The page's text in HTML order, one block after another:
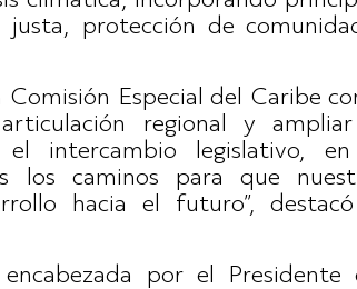
protección de
Especial del Caribe
regional y
intercambio legislativo, en
los caminos para que
hacia el futuro”, destacó
por el Presidente